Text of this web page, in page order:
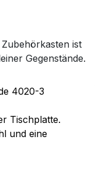
ist
Gegenstände.
4020-3
Tischplatte.
und eine